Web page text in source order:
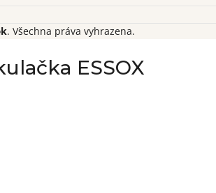
. Všechna práva vyhrazena.
ESSOX